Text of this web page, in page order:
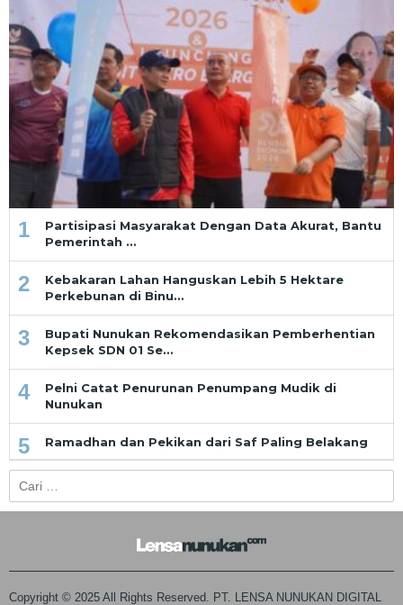
1
Partisipasi Masyarakat Dengan Data Akurat, Bantu
Pemerintah …
2
Kebakaran Lahan Hanguskan Lebih 5 Hektare
Perkebunan di Binu…
3
Bupati Nunukan Rekomendasikan Pemberhentian
Kepsek SDN 01 Se…
4
Pelni Catat Penurunan Penumpang Mudik di
Nunukan
5 Ramadhan dan Pekikan dari Saf Paling Belakang
untuk:
Copyright © 2025 All Rights Reserved. PT. LENSA NUNUKAN DIGITAL